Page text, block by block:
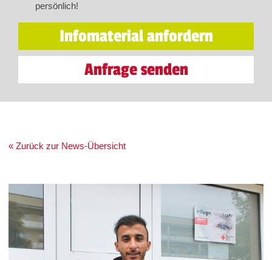
persönlich!
Infomaterial anfordern
Anfrage senden
« Zurück zur News-Übersicht